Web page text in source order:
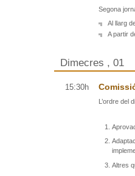
Segona
Al llarg
A partir
Dimecres , 01
15:30h
L’ordre del
Altres